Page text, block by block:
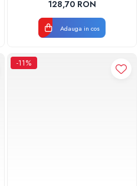
Valhoh Valrom
128,70 RON
Adauga in cos
-11%